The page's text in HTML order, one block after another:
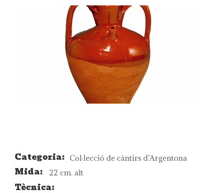
Categoria: Col·lecció de càntirs d’Argentona
Mida: 22 cm. alt
Tècnica: